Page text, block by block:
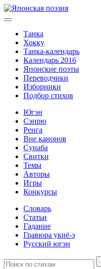
Танка
Хокку
Танка-календарь
Календарь 2016
Японские поэты
Переводчики
Изборники
Подбор стихов
Югэн
Сэнрю
Ренга
Вне канонов
Сунаба
Свитки
Темы
Авторы
Игры
Конкурсы
Словарь
Статьи
Гадание
Гравюра укиё-э
Русский югэн